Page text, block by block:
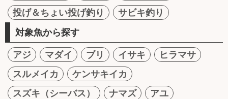
投げ＆ちょい投げ釣り
サビキ釣り
対象魚から探す
アジ マダイ ブリ イサキ
ヒラマサ
スルメイカ
ケンサキイカ
スズキ（シーバス）
ナマズ
アユ